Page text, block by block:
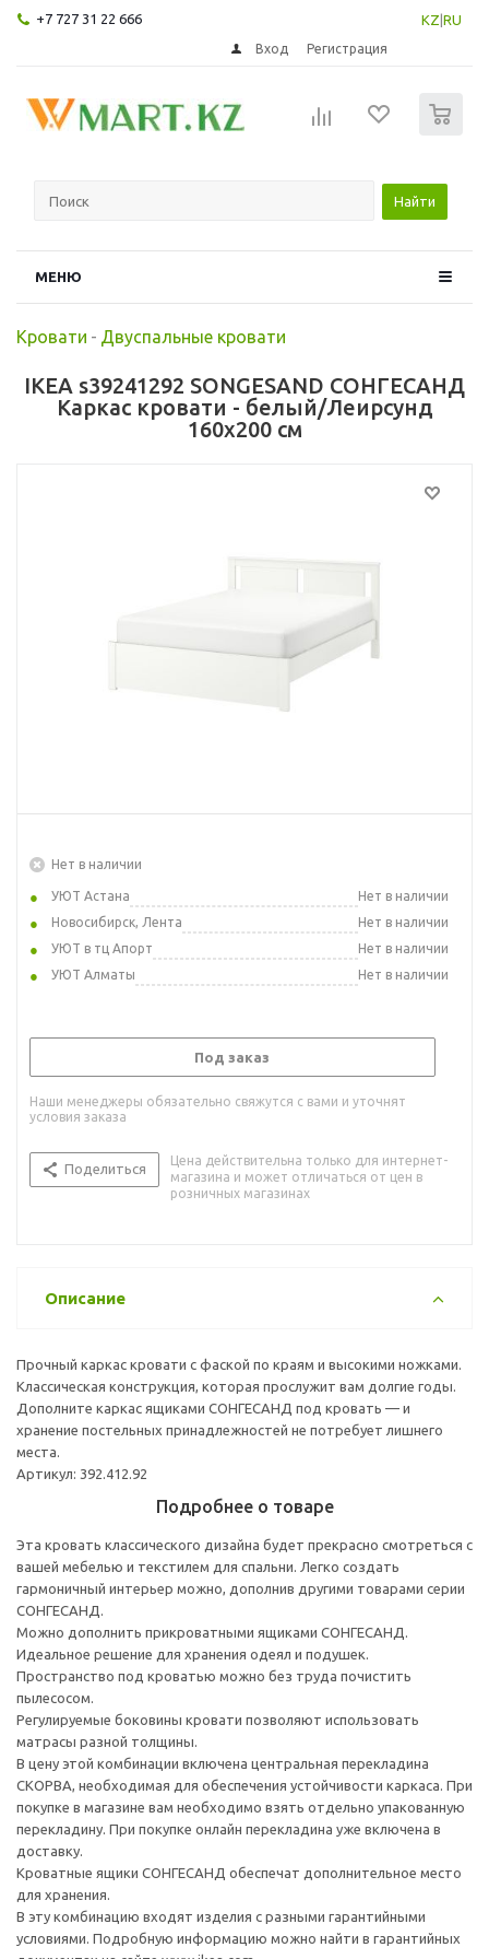
+7 727 31 22 666 KZ RU
Вход Регистрация
Найти
МЕНЮ
Кровати - Двуспальные кровати
IKEA s39241292 SONGESAND СОНГЕСАНД
Каркас кровати - белый/Леирсунд
160x200 см
Нет в наличии
УЮТ Астана
Нет в наличии
Новосибирск, Лента
Нет в наличии
УЮТ в тц Апорт
Нет в наличии
УЮТ Алматы
Нет в наличии
Под заказ
Наши менеджеры обязательно свяжутся с вами и уточнят
условия заказа
Поделиться
Цена действительна только для интернет-
магазина и может отличаться от цен в
розничных магазинах
Описание
Прочный каркас кровати с фаской по краям и высокими ножками.
Классическая конструкция, которая прослужит вам долгие годы.
Дополните каркас ящиками СОНГЕСАНД под кровать — и
хранение постельных принадлежностей не потребует лишнего
места.
Артикул: 392.412.92
Подробнее о товаре
Эта кровать классического дизайна будет прекрасно смотреться с
вашей мебелью и текстилем для спальни. Легко создать
гармоничный интерьер можно, дополнив другими товарами серии
СОНГЕСАНД.
Можно дополнить прикроватными ящиками СОНГЕСАНД.
Идеальное решение для хранения одеял и подушек.
Пространство под кроватью можно без труда почистить
пылесосом.
Регулируемые боковины кровати позволяют использовать
матрасы разной толщины.
В цену этой комбинации включена центральная перекладина
СКОРВА, необходимая для обеспечения устойчивости каркаса. При
покупке в магазине вам необходимо взять отдельно упакованную
перекладину. При покупке онлайн перекладина уже включена в
доставку.
Кроватные ящики СОНГЕСАНД обеспечат дополнительное место
для хранения.
В эту комбинацию входят изделия с разными гарантийными
условиями. Подробную информацию можно найти в гарантийных